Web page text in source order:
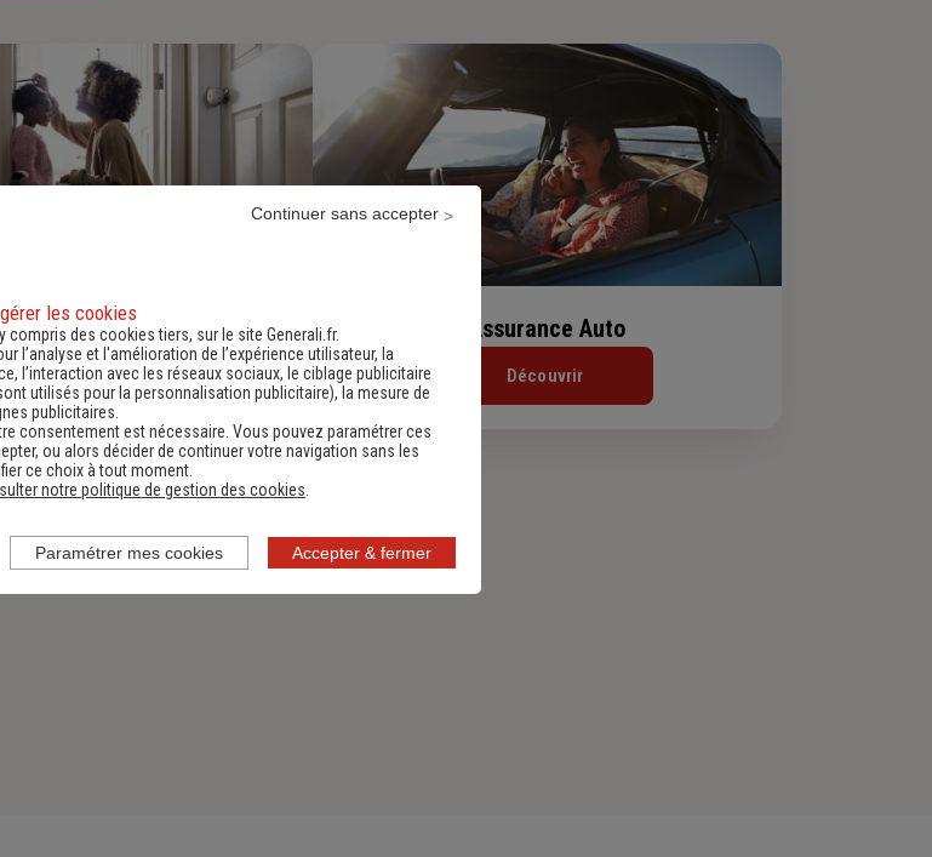
Habitation
Découvrir
Assurance Auto
Découvrir
les cookies
compris des cookies tiers, sur le site Generali.fr.
l’analyse et l'amélioration de l’expérience utilisateur, la
l’interaction avec les réseaux sociaux, le ciblage publicitaire
utilisés pour la personnalisation publicitaire), la mesure de
publicitaires.
consentement est nécessaire. Vous pouvez paramétrer ces
ou alors décider de continuer votre navigation sans les
ce choix à tout moment.
notre politique de gestion des cookies.
Accepter & fermer
Continuer sans accepter
Paramétrer mes cookies